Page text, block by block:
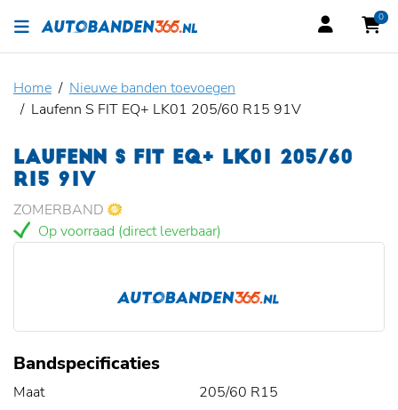
0
Home
Nieuwe banden toevoegen
Laufenn S FIT EQ+ LK01 205/60 R15 91V
LAUFENN S FIT EQ+ LK01 205/60
R15 91V
ZOMERBAND
Op voorraad (direct leverbaar)
Bandspecificaties
Maat
205/60 R15